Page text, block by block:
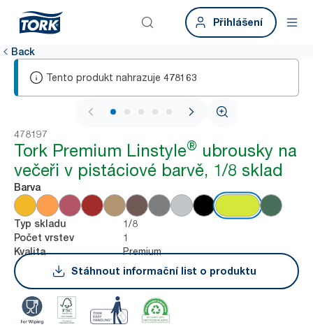
Přihlášení
Back
Tento produkt nahrazuje 478163
1 / 5
478197
Tork Premium Linstyle® ubrousky na
večeři v pistáciové barvě, 1/8 sklad
Barva
Typ skladu 1/8
Počet vrstev 1
Kvalita
Premium
Stáhnout informační list o produktu